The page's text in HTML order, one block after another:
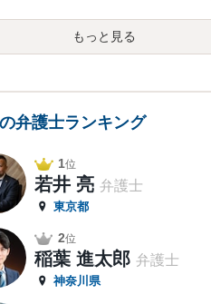
もっと見る
弁護士ランキング
1位
若井 亮 弁護士
東京都
2位
稲葉 進太郎 弁護士
神奈川県